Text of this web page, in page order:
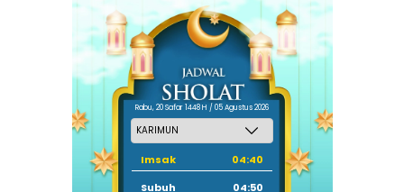
Rabu, 20 Safar 1448 H / 05 Agustus 2026
Imsak
04:40
Subuh
04:50